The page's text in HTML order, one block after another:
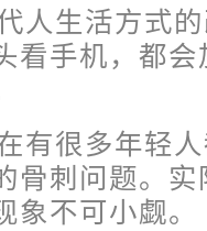
人生活方式
看手机，都
有很多年轻
骨刺问题。
象不可小觑。